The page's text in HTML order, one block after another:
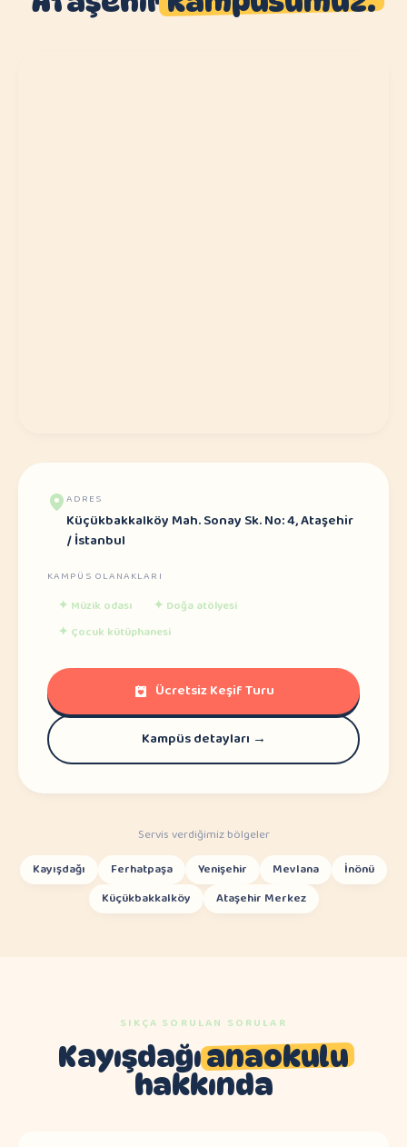
ADRES
Küçükbakkalköy Mah. Sonay Sk. No: 4, Ataşehir
/ İstanbul
KAMPÜS OLANAKLARI
✦ Müzik odası ✦ Doğa atölyesi
✦ Çocuk kütüphanesi
Ücretsiz Keşif Turu
Kampüs detayları →
Servis verdiğimiz bölgeler
Kayışdağı
Ferhatpaşa Yenişehir Mevlana
İnönü
Küçükbakkalköy
Ataşehir Merkez
SIKÇA SORULAN SORULAR
Kayışdağıanaokulu
hakkında